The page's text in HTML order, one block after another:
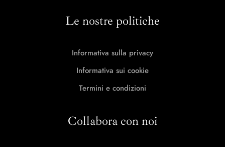
Le nostre politiche
Informativa sulla privacy
Informativa sui cookie
Termini e condizioni
Collabora con noi